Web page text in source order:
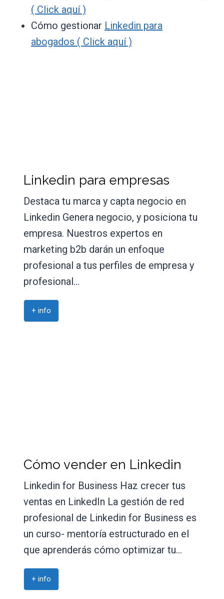
( Click aquí )
Cómo gestionar Linkedin para
abogados ( Click aquí )
Linkedin para empresas
Destaca tu marca y capta negocio en
Linkedin Genera negocio, y posiciona tu
empresa. Nuestros expertos en
marketing b2b darán un enfoque
profesional a tus perfiles de empresa y
profesional…
+ info
Cómo vender en Linkedin
Linkedin for Business Haz crecer tus
ventas en LinkedIn La gestión de red
profesional de Linkedin for Business es
un curso- mentoría estructurado en el
que aprenderás cómo optimizar tu…
+ info